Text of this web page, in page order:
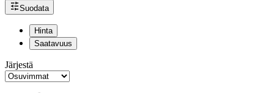
Suodata
Hinta
Saatavuus
Järjestä